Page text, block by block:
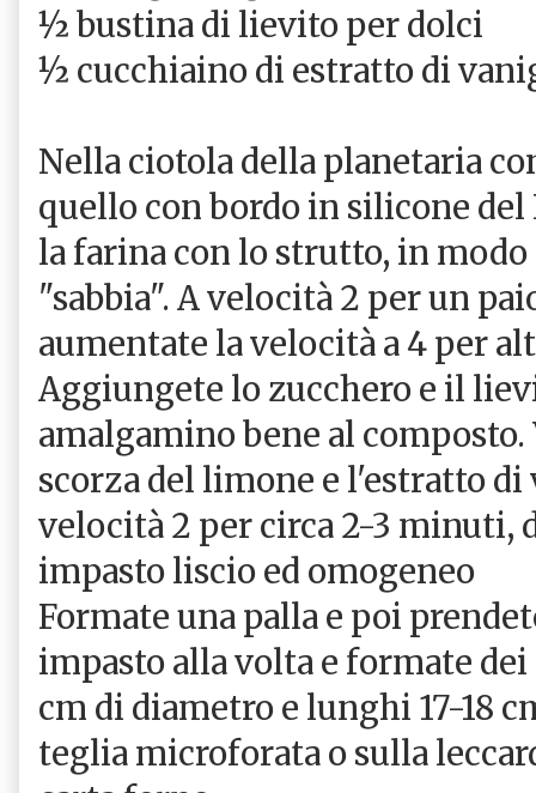
½ bustina di lievito per dolci
½ cucchiaino di estratto di
Nella ciotola della planetaria
quello con bordo in silicone
la farina con lo strutto, in modo
"sabbia". A velocità 2 per un
aumentate la velocità a 4 per
Aggiungete lo zucchero e il
amalgamino bene al
scorza del limone e l'estratto
velocità 2 per circa 2-3 minuti,
impasto liscio ed omogeneo
Formate una palla e poi
impasto alla volta e formate
cm di diametro e lunghi 17-18
teglia microforata o sulla